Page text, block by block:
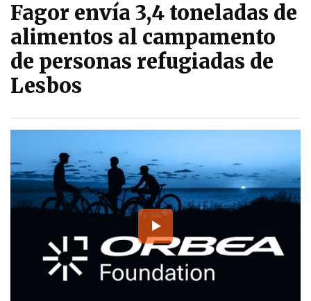
Fagor envía 3,4 toneladas de
alimentos al campamento
de personas refugiadas de
Lesbos